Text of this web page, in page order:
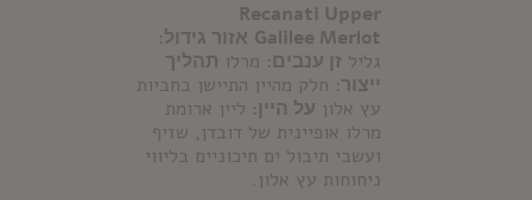
Recanati Upper
Galilee Merlot אזור גידול:
גליל זן ענבים: מרלו תהליך
ייצור: חלק מהיין התיישן בחביות
עץ אלון על היין: ליין ארומת
מרלו אופיינית של דובדן, שזיף
ועשבי תיבול ים תיכוניים בליווי
ניחוחות עץ אלון.